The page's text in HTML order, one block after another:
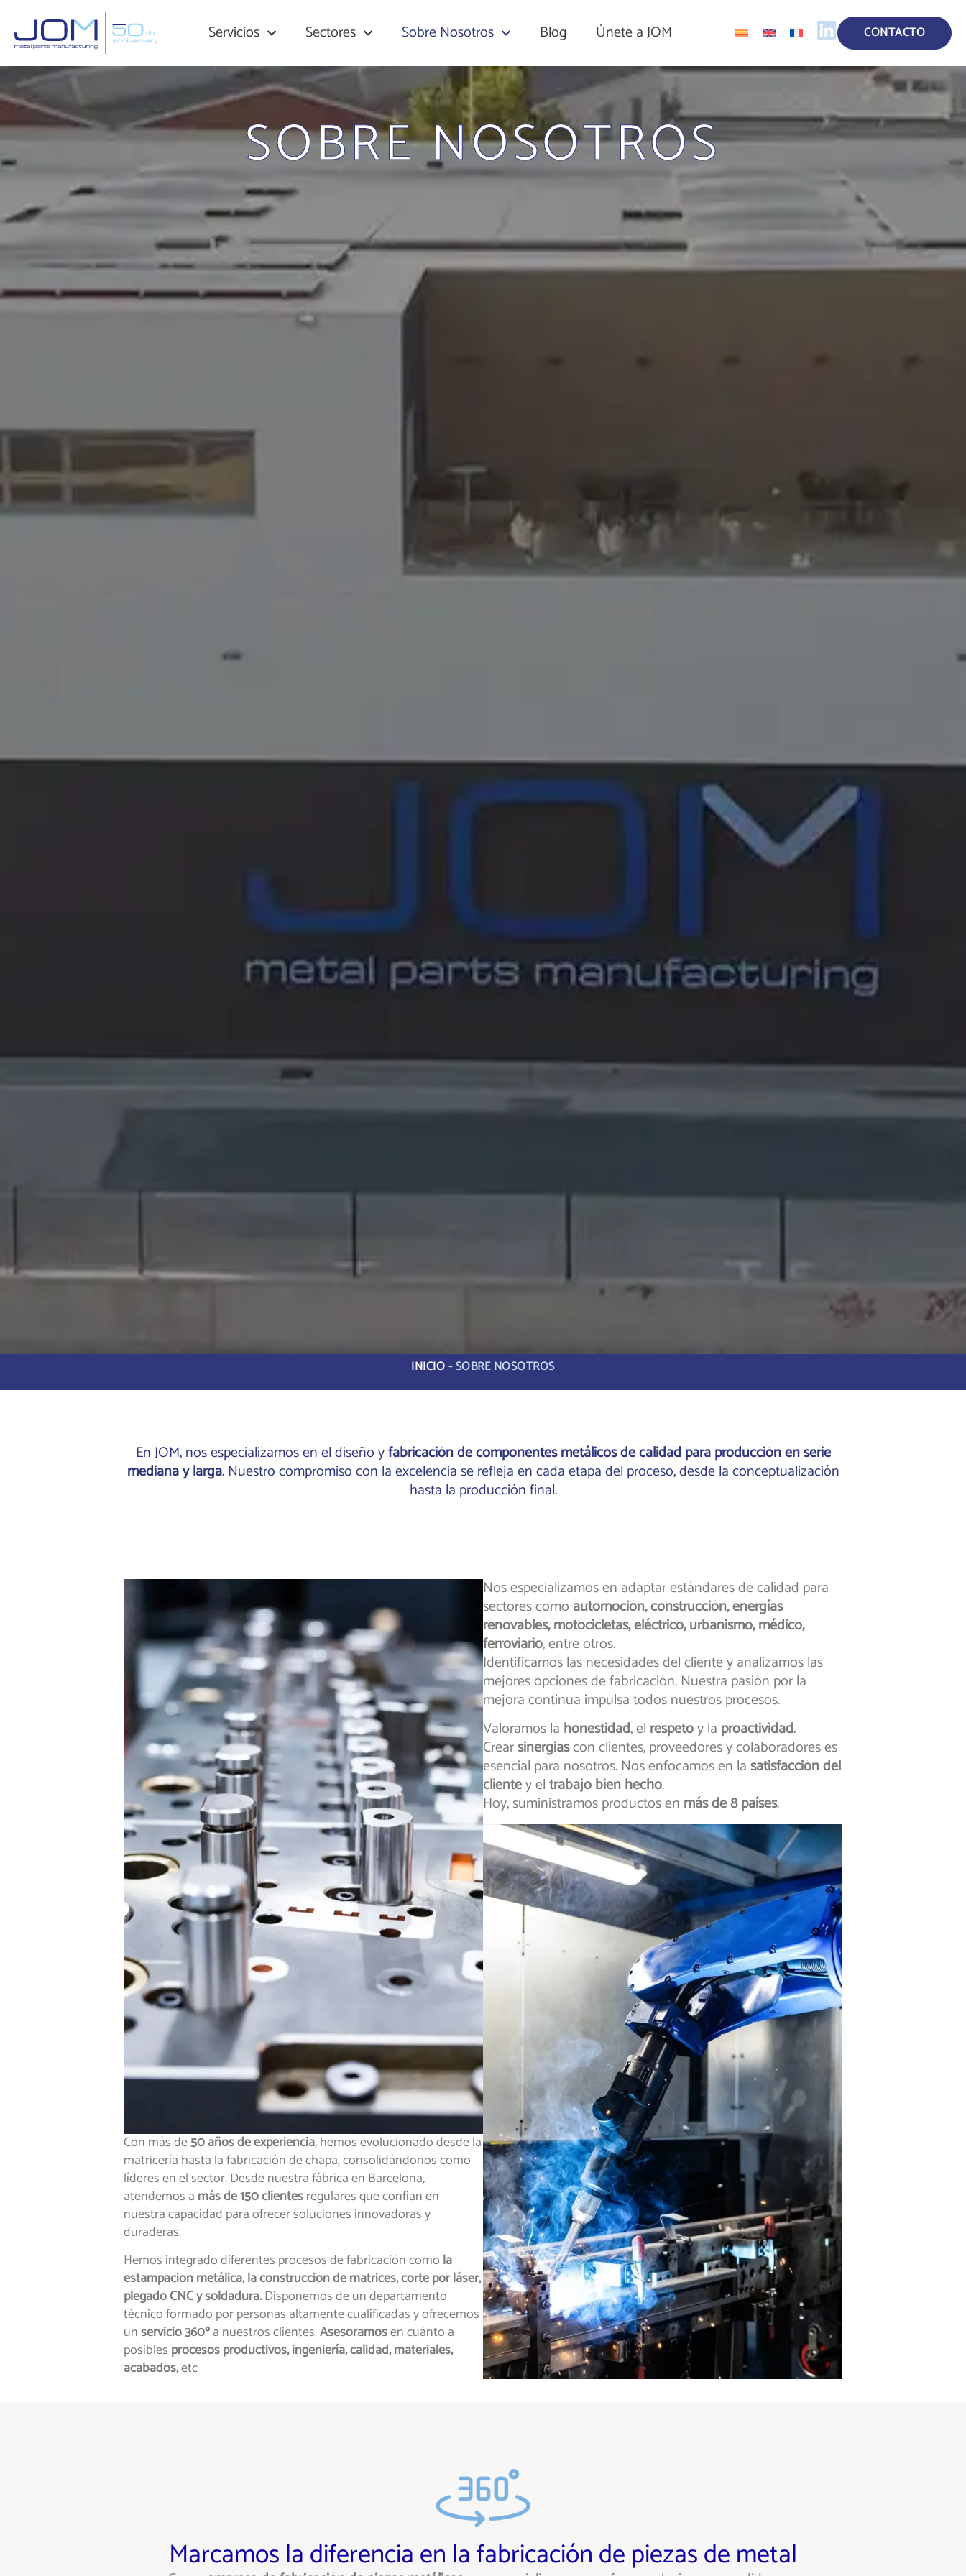
Servicios Sectores Sobre Nosotros Blog Únete a JOM CONTACTO
SOBRE NOSOTROS
INICIO-SOBRE NOSOTROS
En JOM, nos especializamos en el diseño yfabricación de componentes metálicos de calidad para producción en serie
mediana y larga. Nuestro compromiso con la excelencia se refleja en cada etapa del proceso, desde la conceptualización
hasta la producción final.
Con más de50 años de experiencia, hemos evolucionado desde la
matricería hasta la fabricación de chapa, consolidándonos como
líderes en el sector. Desde nuestra fábrica en Barcelona,
atendemos a más de 150 clientesregulares que confían en
nuestra capacidad para ofrecer soluciones innovadoras y
duraderas.
Hemos integrado diferentes procesos de fabricación como la
estampación metálica, la construcción de matrices, corte por láser,
plegado CNC y soldadura.Disponemos de un departamento
técnico formado por personas altamente cualificadas y ofrecemos
unservicio 360ºa nuestros clientes.Asesoramosen cuánto a
posibles procesos productivos, ingeniería, calidad, materiales,
acabados,etc
Nos especializamos en adaptar estándares de calidad para
sectores como automoción, construcción, energías
renovables, motocicletas, eléctrico, urbanismo, médico,
ferroviario, entre otros.
Identificamos las necesidades del cliente y analizamos las
mejores opciones de fabricación. Nuestra pasión por la
mejora continua impulsa todos nuestros procesos.
Valoramos la honestidad, el respetoy la proactividad.
Crearsinergiascon clientes, proveedores y colaboradores es
esencial para nosotros. Nos enfocamos en lasatisfacción del
clientey eltrabajo bien hecho.
Hoy, suministramos productos en más de 8 países.
Marcamos la diferencia en la fabricación de piezas de metal